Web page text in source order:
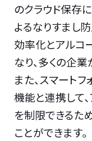
のクラウド保存
よるなりすまし
効率化とアルコ
なり、多くの企
また、スマート
機能と連携して
を制限できるた
ことができます。